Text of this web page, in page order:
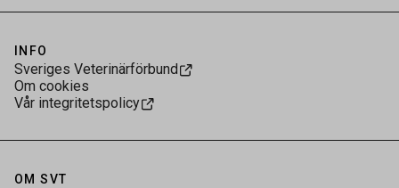
INFO
Sveriges Veterinärförbund
Om cookies
Vår integritetspolicy
OM SVT